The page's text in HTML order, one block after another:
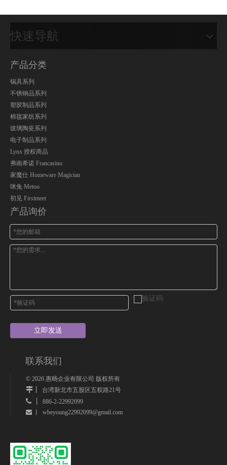
快速导航
产品分类
锅具系列
不锈钢品系列
塑胶制品系列
棉毯家纺系列
玻璃陶瓷系列
电子制品系列
Lynx 授权商品
弗南希诺 Francasino
家魔仕 Homeware Magician
咪兔 Metoo
初见 Firstmeet
产品询价
立即发送
联系我们
© 2026 惠旸企业有限公司 版权所有
丨 台湾新北市五股区五权路21号
 丨 886-2-22992099
 丨 wheyoung22992099@gmail.com